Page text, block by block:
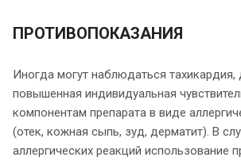
ПРОТИВОПОКАЗАНИЯ
Иногда могут наблюдаться тахикардия,
повышенная индивидуальная
компонентам препарата в виде
(отек, кожная сыпь, зуд, дерматит). В
аллергических реакций использование